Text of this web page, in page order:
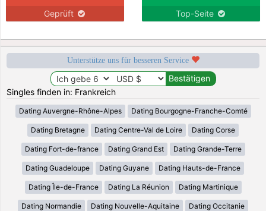
Geprüft Top-Seite
Unterstütze uns für besseren Service
Singles finden in: Frankreich
Dating Auvergne-Rhône-Alpes Dating Bourgogne-Franche-Comté
Dating Bretagne Dating Centre-Val de Loire Dating Corse
Dating Fort-de-france Dating Grand Est Dating Grande-Terre
Dating Guadeloupe Dating Guyane Dating Hauts-de-France
Dating Île-de-France Dating La Réunion Dating Martinique
Dating Normandie Dating Nouvelle-Aquitaine Dating Occitanie